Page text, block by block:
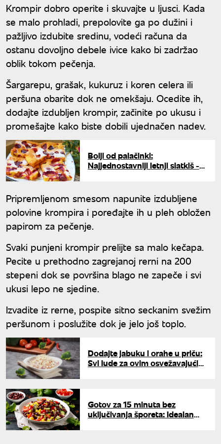
Krompir dobro operite i skuvajte u ljusci. Kada
se malo prohladi, prepolovite ga po dužini i
pažljivo izdubite sredinu, vodeći računa da
ostanu dovoljno debele ivice kako bi zadržao
oblik tokom pečenja.
Šargarepu, grašak, kukuruz i koren celera ili
peršuna obarite dok ne omekšaju. Ocedite ih,
dodajte izdubljen krompir, začinite po ukusu i
promešajte kako biste dobili ujednačen nadev.
Bolji od palačinki:
Najjednostavniji letnji slatkiš -
Pripremljenom smesom napunite izdubljene
polovine krompira i poređajte ih u pleh obložen
papirom za pečenje.
Svaki punjeni krompir prelijte sa malo kečapa.
Pecite u prethodno zagrejanoj rerni na 200
stepeni dok se površina blago ne zapeče i svi
ukusi lepo ne sjedine.
Izvadite iz rerne, pospite sitno seckanim svežim
peršunom i poslužite dok je jelo još toplo.
Dodajte jabuku i orahe u priču:
Svi lude za ovim osvežavajućim
Gotov za 15 minuta bez
uključivanja šporeta: Idealan